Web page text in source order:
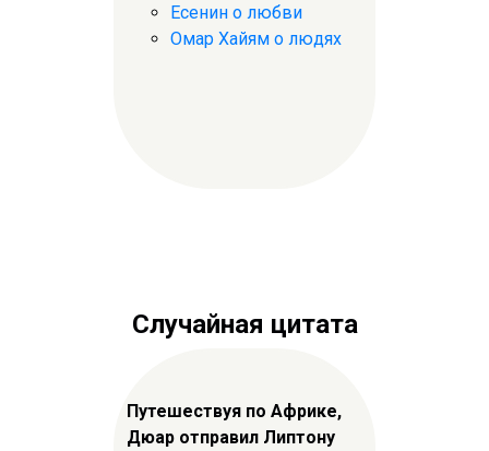
Есенин о любви
Омар Хайям о людях
Случайная цитата
Путешествуя по Африке,
Дюар отправил Липтону